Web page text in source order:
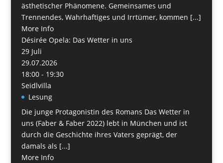
ästhetischer Phänomene. Gemeinsames und
Trennendes, Wahrhaftiges und Irrtümer, kommen [...]
More Info
Désirée Opela: Das Wetter in uns
29 Juli
29.07.2026
18:00 - 19:30
Seidlvilla
Lesung
Die junge Protagonistin des Romans Das Wetter in
uns (Faber & Faber 2022) lebt in München und ist
durch die Geschichte ihres Vaters geprägt, der
damals als [...]
More Info